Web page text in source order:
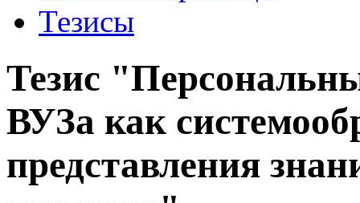
Тезисы
Тезис
ВУЗа как
представления